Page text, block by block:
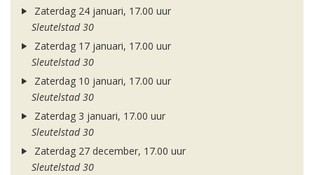
Zaterdag 24 januari, 17.00 uur
Sleutelstad 30
Zaterdag 17 januari, 17.00 uur
Sleutelstad 30
Zaterdag 10 januari, 17.00 uur
Sleutelstad 30
Zaterdag 3 januari, 17.00 uur
Sleutelstad 30
Zaterdag 27 december, 17.00 uur
Sleutelstad 30